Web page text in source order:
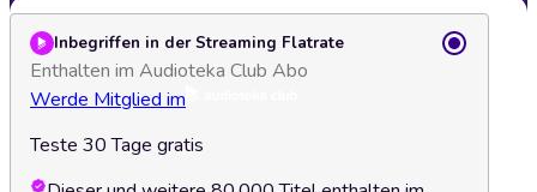
Inbegriffen in der Streaming Flatrate
Enthalten im Audioteka Club Abo
Werde Mitglied im
Teste 30 Tage gratis